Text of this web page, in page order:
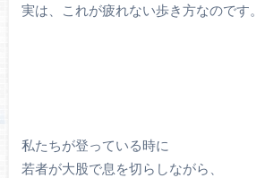
実は、これが疲れない歩き方なのです。
私たちが登っている時に
若者が大股で息を切らしながら、